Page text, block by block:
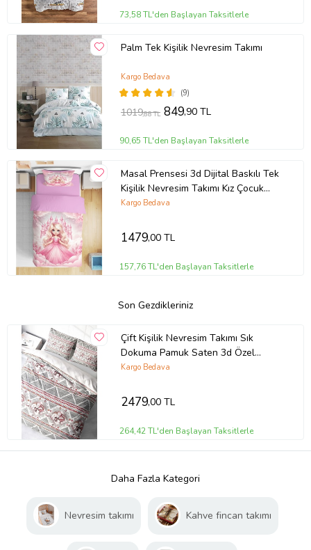
73,58 TL'den Başlayan Taksitlerle
Palm Tek Kişilik Nevresim Takımı
(9)
Kargo Bedava
1019,88 TL 849,90 TL
90,65 TL'den Başlayan Taksitlerle
Masal Prensesi 3d Dijital Baskılı Tek
Kişilik Nevresim Takımı Kız Çocuk
Genç Odası (Pudra Pembe)
Kargo Bedava
1479,00 TL
157,76 TL'den Başlayan Taksitlerle
Son Gezdikleriniz
Çift Kişilik Nevresim Takımı Sık
Dokuma Pamuk Saten 3d Özel
Tasarım Vintage Elephant-2
Kargo Bedava
2479,00 TL
264,42 TL'den Başlayan Taksitlerle
Daha Fazla Kategori
Nevresim takımı Kahve fincan takımı